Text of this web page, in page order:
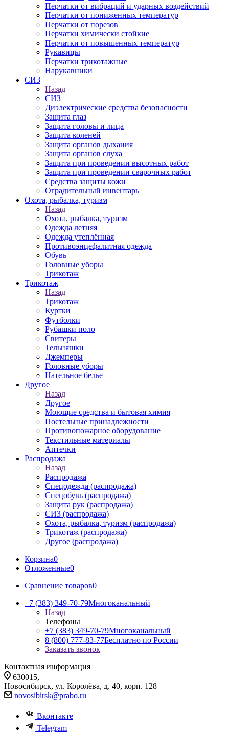
Перчатки от вибраций и ударных воздействий
Перчатки от пониженных температур
Перчатки от порезов
Перчатки химически стойкие
Перчатки от повышенных температур
Рукавицы
Перчатки трикотажные
Нарукавники
СИЗ
Назад
СИЗ
Диэлектрические средства безопасности
Защита глаз
Защита головы и лица
Защита коленей
Защита органов дыхания
Защита органов слуха
Защита при проведении высотных работ
Защита при проведении сварочных работ
Средства защиты кожи
Оградительный инвентарь
Охота, рыбалка, туризм
Назад
Охота, рыбалка, туризм
Одежда летняя
Одежда утеплённая
Противоэнцефалитная одежда
Обувь
Головные уборы
Трикотаж
Трикотаж
Назад
Трикотаж
Куртки
Футболки
Рубашки поло
Свитеры
Тельняшки
Джемперы
Головные уборы
Нательное белье
Другое
Назад
Другое
Моющие средства и бытовая химия
Постельные принадлежности
Противопожарное оборудование
Текстильные материалы
Аптечки
Распродажа
Назад
Распродажа
Спецодежда (распродажа)
Спецобувь (распродажа)
Защита рук (распродажа)
СИЗ (распродажа)
Охота, рыбалка, туризм (распродажа)
Трикотаж (распродажа)
Другое (распродажа)
Корзина0
Отложенные0
Сравнение товаров0
+7 (383) 349-70-79Многоканальный
Назад
Телефоны
+7 (383) 349-70-79Многоканальный
8 (800) 777-83-77Бесплатно по России
Заказать звонок
Контактная информация
630015,
Новосибирск, ул. Королёва, д. 40, корп. 128
novosibirsk@prabo.ru
Вконтакте
Telegram